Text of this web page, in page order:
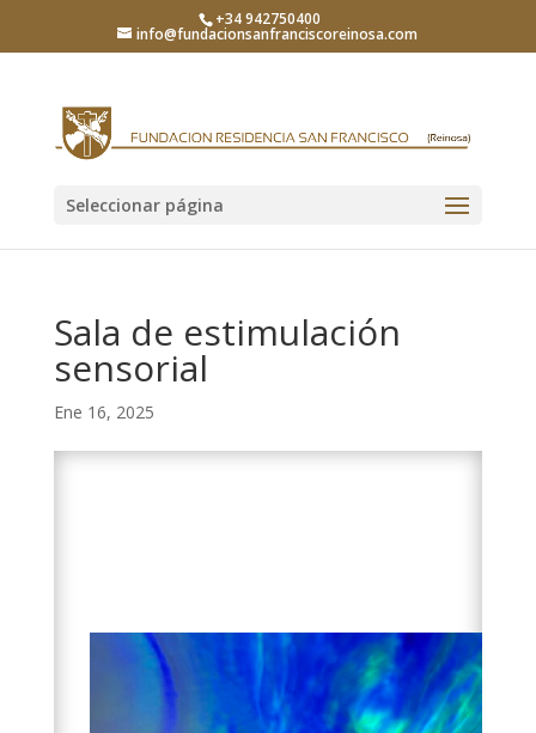
+34 942750400
info@fundacionsanfranciscoreinosa.com
Seleccionar página
Sala de estimulación
sensorial
Ene 16, 2025